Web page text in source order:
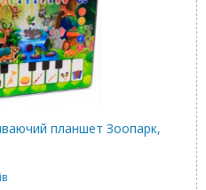
планшет Зоопарк,